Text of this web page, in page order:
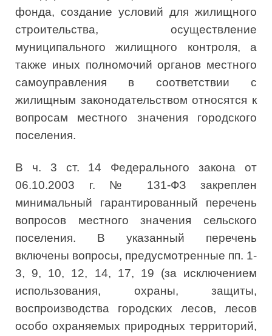
фонда, создание условий для жилищного
строительства, осуществление
муниципального жилищного контроля, а
также иных полномочий органов местного
самоуправления в соответствии с
жилищным законодательством относятся к
вопросам местного значения городского
поселения.
В ч. 3 ст. 14 Федерального закона от
06.10.2003 г. № 131-ФЗ закреплен
минимальный гарантированный перечень
вопросов местного значения сельского
поселения. В указанный перечень
включены вопросы, предусмотренные пп. 1-
3, 9, 10, 12, 14, 17, 19 (за исключением
использования, охраны, защиты,
воспроизводства городских лесов, лесов
особо охраняемых природных территорий,